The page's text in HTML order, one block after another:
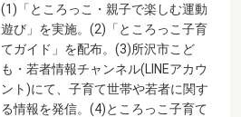
(1)「ところっこ・親子で楽しむ運動
遊び」を実施。(2)「ところっこ子育
てガイド」を配布。(3)所沢市こど
も・若者情報チャンネル(LINEアカウ
ント)にて、子育て世帯や若者に関す
る情報を発信。(4)ところっこ子育て